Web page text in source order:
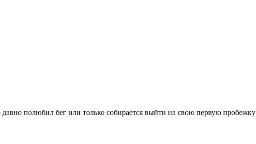
давно полюбил бег или только собирается выйти на свою первую пробежку